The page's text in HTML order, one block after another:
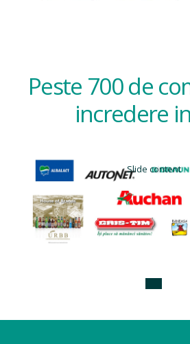
Peste 700 de
incredere
Slide content